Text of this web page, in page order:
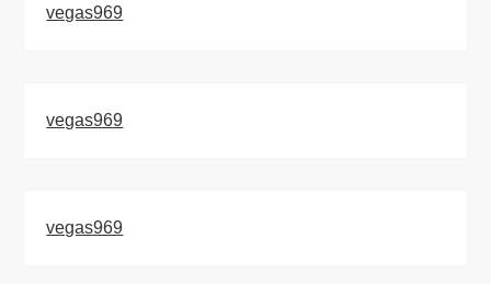
vegas969
vegas969
vegas969